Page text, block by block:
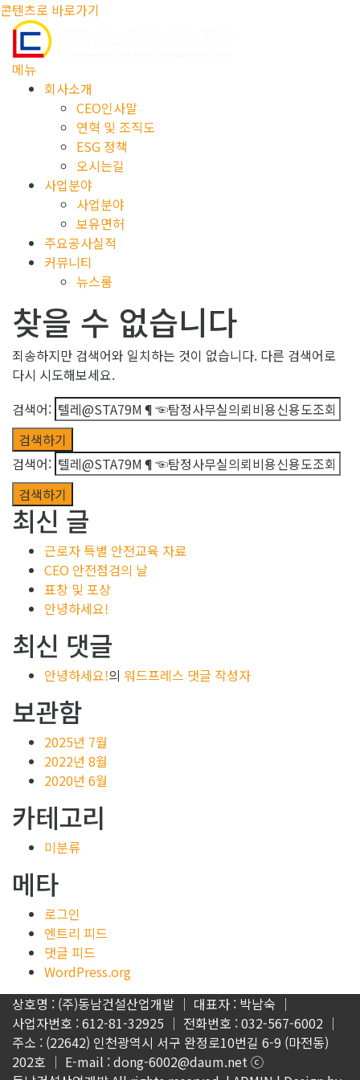
콘텐츠로 바로가기
메뉴
회사소개
CEO인사말
연혁 및 조직도
ESG 정책
오시는길
사업분야
사업분야
보유면허
주요공사실적
커뮤니티
뉴스룸
찾을 수 없습니다
죄송하지만 검색어와 일치하는 것이 없습니다. 다른 검색어로
다시 시도해보세요.
검색어:
검색어:
최신 글
근로자 특별 안전교육 자료
CEO 안전점검의 날
표창 및 포상
안녕하세요!
최신 댓글
안녕하세요!의 워드프레스 댓글 작성자
보관함
2025년 7월
2022년 8월
2020년 6월
카테고리
미분류
메타
로그인
엔트리 피드
댓글 피드
WordPress.org
상호명 : (주)동남건설산업개발 │ 대표자 : 박남숙 │
사업자번호 : 612-81-32925 │ 전화번호 : 032-567-6002 │
주소 : (22642) 인천광역시 서구 완정로10번길 6-9 (마전동)
202호 │ E-mail : dong-6002@daum.net ⓒ